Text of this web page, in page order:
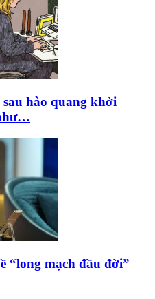
hào quang khởi
“long mạch đầu đời”